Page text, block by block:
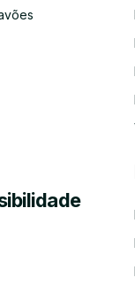
LubrificaçãoInspeção